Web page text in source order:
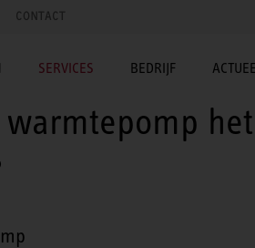
CONTACT
SERVICES BEDRIJF